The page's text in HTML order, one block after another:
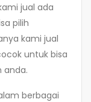
jual ada
pilih
kami jual
untuk bisa
anda.
berbagai